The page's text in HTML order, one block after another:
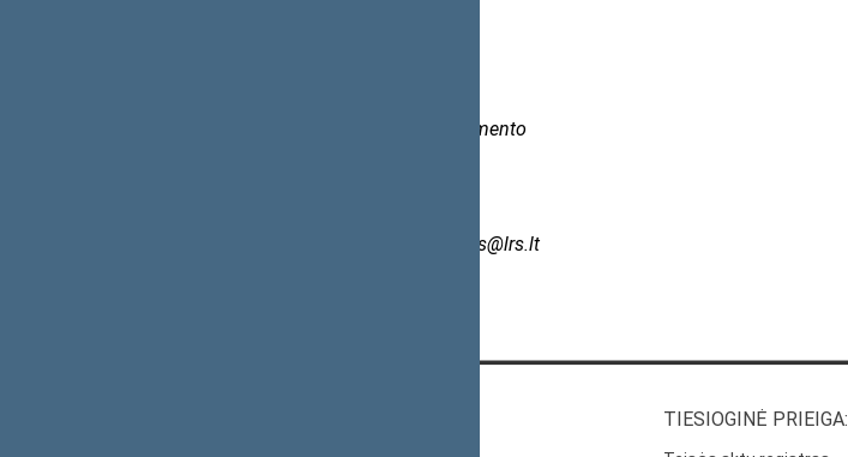
Informacijos ir komunikacijos departamento
rimas.rudaitis@lrs.lt
TIESIOGINĖ PRIEIGA: